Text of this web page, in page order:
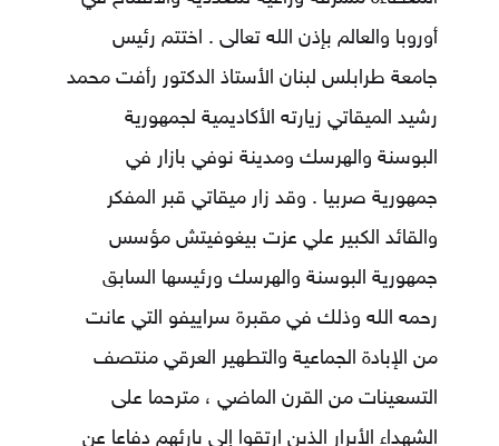
أوروبا والعالم بإذن الله تعالى . اختتم رئيس
جامعة طرابلس لبنان الأستاذ الدكتور رأفت محمد
رشيد الميقاتي زيارته الأكاديمية لجمهورية
البوسنة والهرسك ومدينة نوفي بازار في
جمهورية صربيا . وقد زار ميقاتي قبر المفكر
والقائد الكبير علي عزت بيغوفيتش مؤسس
جمهورية البوسنة والهرسك ورئيسها السابق
رحمه الله وذلك في مقبرة سراييفو التي عانت
من الإبادة الجماعية والتطهير العرقي منتصف
التسعينات من القرن الماضي ، مترحما على
الشهداء الأبرار الذين ارتقوا إلى بارئهم دفاعا عن